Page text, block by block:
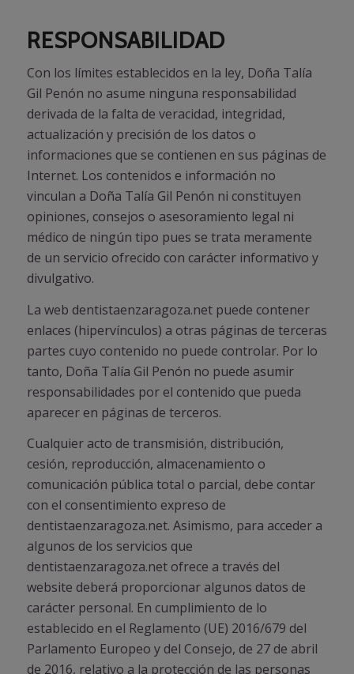
RESPONSABILIDAD
Con los límites establecidos en la ley, Doña Talía
Gil Penón no asume ninguna responsabilidad
derivada de la falta de veracidad, integridad,
actualización y precisión de los datos o
informaciones que se contienen en sus páginas de
Internet. Los contenidos e información no
vinculan a Doña Talía Gil Penón ni constituyen
opiniones, consejos o asesoramiento legal ni
médico de ningún tipo pues se trata meramente
de un servicio ofrecido con carácter informativo y
divulgativo.
La web dentistaenzaragoza.net puede contener
enlaces (hipervínculos) a otras páginas de terceras
partes cuyo contenido no puede controlar. Por lo
tanto, Doña Talía Gil Penón no puede asumir
responsabilidades por el contenido que pueda
aparecer en páginas de terceros.
Cualquier acto de transmisión, distribución,
cesión, reproducción, almacenamiento o
comunicación pública total o parcial, debe contar
con el consentimiento expreso de
dentistaenzaragoza.net. Asimismo, para acceder a
algunos de los servicios que
dentistaenzaragoza.net ofrece a través del
website deberá proporcionar algunos datos de
carácter personal. En cumplimiento de lo
establecido en el Reglamento (UE) 2016/679 del
Parlamento Europeo y del Consejo, de 27 de abril
de 2016, relativo a la protección de las personas